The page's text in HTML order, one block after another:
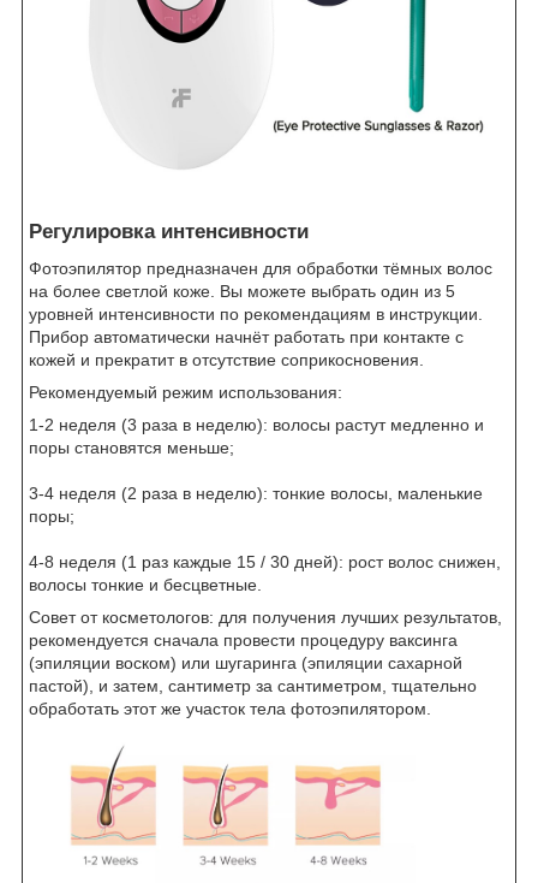
Регулировка интенсивности
Фотоэпилятор предназначен для обработки тёмных волос
на более светлой коже. Вы можете выбрать один из 5
уровней интенсивности по рекомендациям в инструкции.
Прибор автоматически начнёт работать при контакте с
кожей и прекратит в отсутствие соприкосновения.
Рекомендуемый режим использования:
1-2 неделя (3 раза в неделю): волосы растут медленно и
поры становятся меньше;
3-4 неделя (2 раза в неделю): тонкие волосы, маленькие
поры;
4-8 неделя (1 раз каждые 15 / 30 дней): рост волос снижен,
волосы тонкие и бесцветные.
Совет от косметологов: для получения лучших результатов,
рекомендуется сначала провести процедуру ваксинга
(эпиляции воском) или шугаринга (эпиляции сахарной
пастой), и затем, сантиметр за сантиметром, тщательно
обработать этот же участок тела фотоэпилятором.